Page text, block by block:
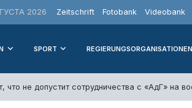
2026 Zeitschrift Fotobank Videobank
SPORT REGIERUNGSORGANISATIONEN
что не допустит сотрудничества с «АдГ» на